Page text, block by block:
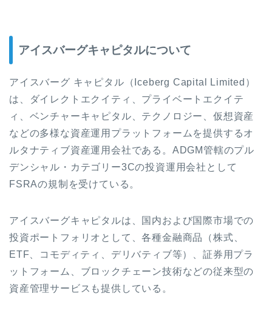
アイスバーグキャピタルについて
アイスバーグ キャピタル（Iceberg Capital Limited）
は、ダイレクトエクイティ、プライベートエクイテ
ィ、ベンチャーキャピタル、テクノロジー、仮想資産
などの多様な資産運用プラットフォームを提供するオ
ルタナティブ資産運用会社である。ADGM管轄のプル
デンシャル・カテゴリー3Cの投資運用会社として
FSRAの規制を受けている。
アイスバーグキャピタルは、国内および国際市場での
投資ポートフォリオとして、各種金融商品（株式、
ETF、コモディティ、デリバティブ等）、証券用プラ
ットフォーム、ブロックチェーン技術などの従来型の
資産管理サービスも提供している。